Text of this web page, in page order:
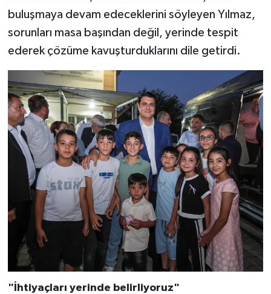
buluşmaya devam edeceklerini söyleyen Yılmaz,
sorunları masa başından değil, yerinde tespit
ederek çözüme kavuşturduklarını dile getirdi.
"İhtiyaçları yerinde belirliyoruz"
Yemek